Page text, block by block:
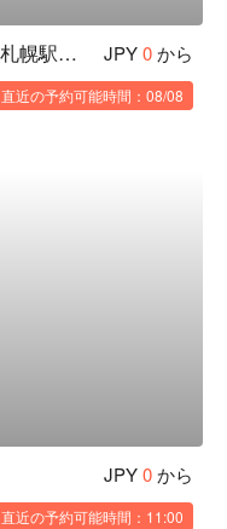
飲み喰い処 みんなでこれるもん 札幌駅西口前店 JPY0から
直近の予約可能時間：08/08
JPY0から
直近の予約可能時間：11:00